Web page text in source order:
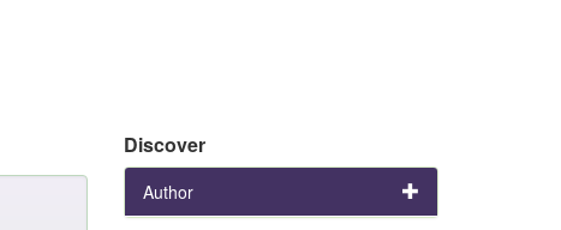
Discover
Author